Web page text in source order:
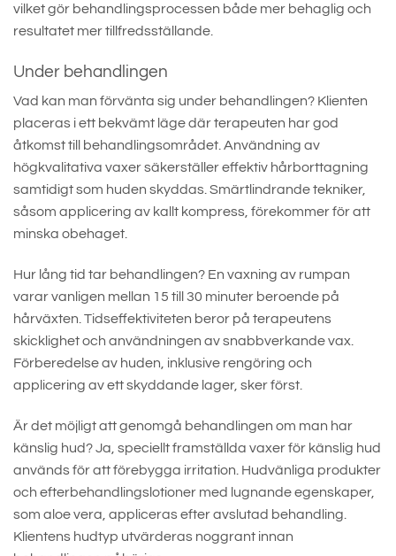
vilket gör behandlingsprocessen både mer behaglig och
resultatet mer tillfredsställande.
Under behandlingen
Vad kan man förvänta sig under behandlingen? Klienten
placeras i ett bekvämt läge där terapeuten har god
åtkomst till behandlingsområdet. Användning av
högkvalitativa vaxer säkerställer effektiv hårborttagning
samtidigt som huden skyddas. Smärtlindrande tekniker,
såsom applicering av kallt kompress, förekommer för att
minska obehaget.
Hur lång tid tar behandlingen? En vaxning av rumpan
varar vanligen mellan 15 till 30 minuter beroende på
hårväxten. Tidseffektiviteten beror på terapeutens
skicklighet och användningen av snabbverkande vax.
Förberedelse av huden, inklusive rengöring och
applicering av ett skyddande lager, sker först.
Är det möjligt att genomgå behandlingen om man har
känslig hud? Ja, speciellt framställda vaxer för känslig hud
används för att förebygga irritation. Hudvänliga produkter
och efterbehandlingslotioner med lugnande egenskaper,
som aloe vera, appliceras efter avslutad behandling.
Klientens hudtyp utvärderas noggrant innan